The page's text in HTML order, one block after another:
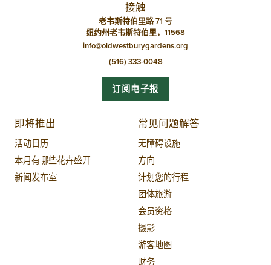
接触
老韦斯特伯里路 71 号
纽约州老韦斯特伯里，11568
info@oldwestburygardens.org
(516) 333-0048
订阅电子报
即将推出
活动日历
本月有哪些花卉盛开
新闻发布室
常见问题解答
无障碍设施
方向
计划您的行程
团体旅游
会员资格
摄影
游客地图
财务